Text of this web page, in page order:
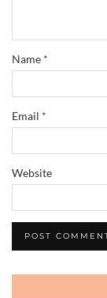
Name *
Email *
Website